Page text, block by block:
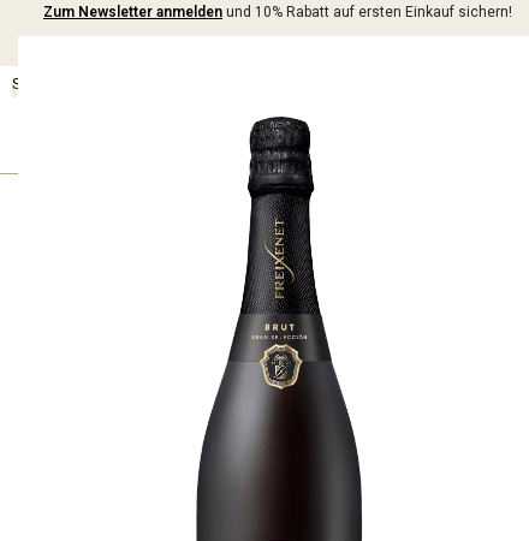
springen
Zum Newsletter anmelden und 10% Rabatt auf ersten Einkauf sichern!
SCHAUM­WEI­NE